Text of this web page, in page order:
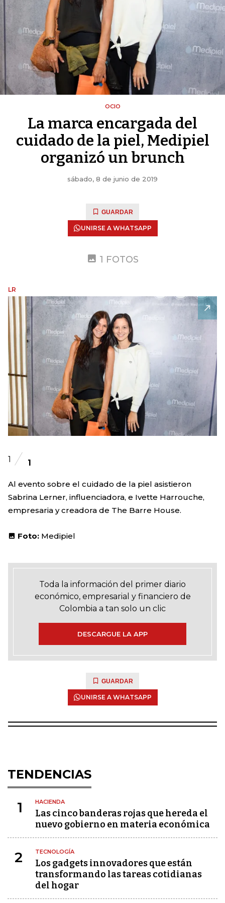
OCIO
La marca encargada del
cuidado de la piel, Medipiel
organizó un brunch
sábado, 8 de junio de 2019
GUARDAR
UNIRSE A WHATSAPP
1 FOTOS
LR
1 1
Al evento sobre el cuidado de la piel asistieron
Sabrina Lerner, influenciadora, e Ivette Harrouche,
empresaria y creadora de The Barre House.
Foto: Medipiel
Toda la información del primer diario
económico, empresarial y financiero de
Colombia a tan solo un clic
DESCARGUE LA APP
GUARDAR
UNIRSE A WHATSAPP
TENDENCIAS
1 HACIENDA
Las cinco banderas rojas que hereda el
nuevo gobierno en materia económica
2 TECNOLOGÍA
Los gadgets innovadores que están
transformando las tareas cotidianas
del hogar